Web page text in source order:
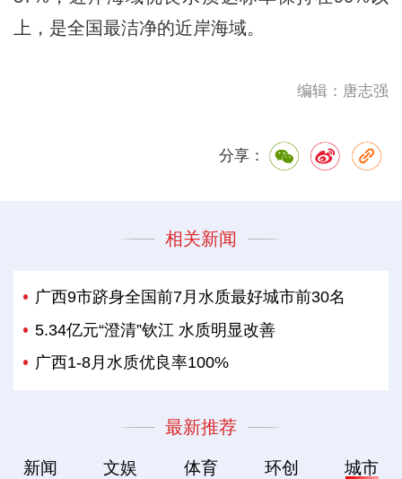
上，是全国最洁净的近岸海域。
编辑：唐志强
分享：
相关新闻
广西9市跻身全国前7月水质最好城市前30名
5.34亿元“澄清”钦江 水质明显改善
广西1-8月水质优良率100%
最新推荐
新闻 文娱 体育 环创 城市